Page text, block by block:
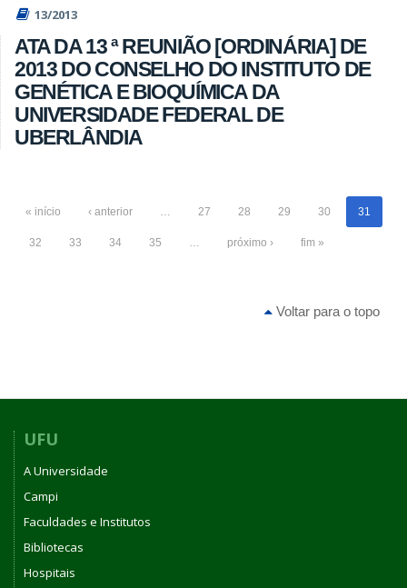
13/2013
ATA DA 13 ª REUNIÃO [ORDINÁRIA] DE
2013 DO CONSELHO DO INSTITUTO DE
GENÉTICA E BIOQUÍMICA DA
UNIVERSIDADE FEDERAL DE
UBERLÂNDIA
« início ‹ anterior … 27 28 29 30 31
32 33 34 35 … próximo › fim »
Voltar para o topo
UFU
A Universidade
Campi
Faculdades e Institutos
Bibliotecas
Hospitais